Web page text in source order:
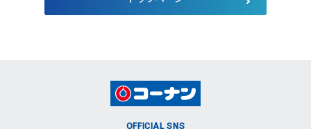
OFFICIAL SNS